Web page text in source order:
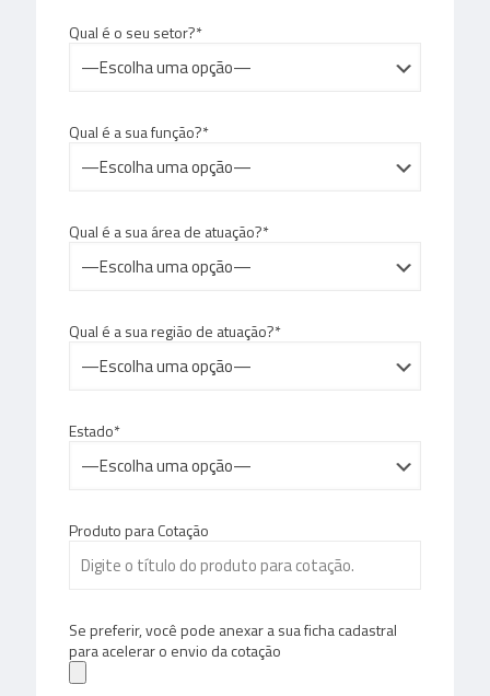
Qual é o seu setor?*
Qual é a sua função?*
Qual é a sua área de atuação?*
Qual é a sua região de atuação?*
Estado*
Produto para Cotação
Se preferir, você pode anexar a sua ficha cadastral
para acelerar o envio da cotação